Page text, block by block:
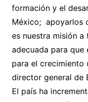
formación y el
México; apoyarlos
es nuestra misión
adecuada para que
para el crecimiento
director general de
El país ha